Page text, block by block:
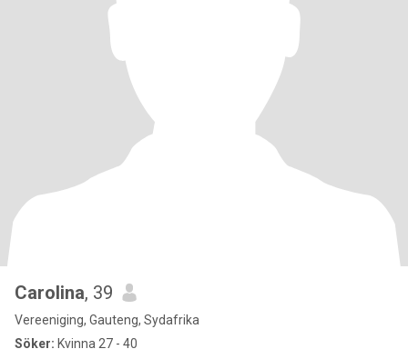
Carolina, 39
Vereeniging, Gauteng, Sydafrika
Söker: Kvinna 27 - 40